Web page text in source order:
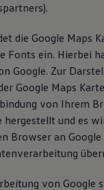
die Google Maps
Fonts ein. Hierbei
Google. Zur
Google Maps
von Ihrem
hergestellt und es
Browser an Google
von Google